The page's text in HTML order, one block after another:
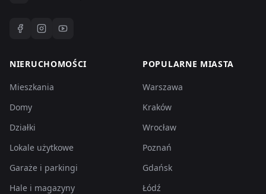
NIERUCHOMOŚCI
Mieszkania
Domy
Działki
Lokale użytkowe
Garaże i parkingi
Hale i magazyny
POPULARNE MIASTA
Warszawa
Kraków
Wrocław
Poznań
Gdańsk
Łódź